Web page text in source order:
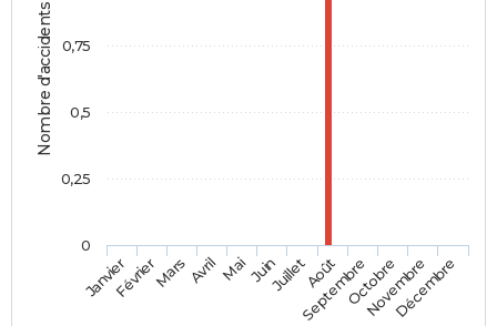
Nombre d'accidents
JanvierFévrierMars AvrilMaiJuinJuilletAoût
SeptembreOctobre
Novembre
Décembre
0
0,25
0,5
0,75